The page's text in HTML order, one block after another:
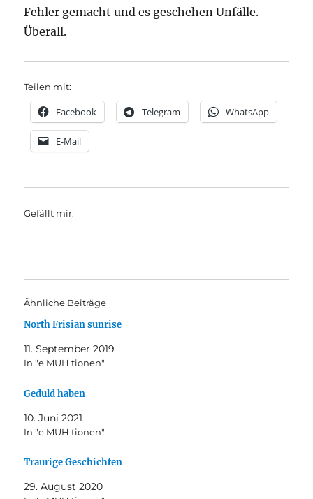
Fehler gemacht und es geschehen Unfälle.
Überall.
Teilen mit:
Facebook Telegram WhatsApp
E-Mail
Gefällt mir:
Ähnliche Beiträge
North Frisian sunrise
11. September 2019
In "e MUH tionen"
Geduld haben
10. Juni 2021
In "e MUH tionen"
Traurige Geschichten
29. August 2020